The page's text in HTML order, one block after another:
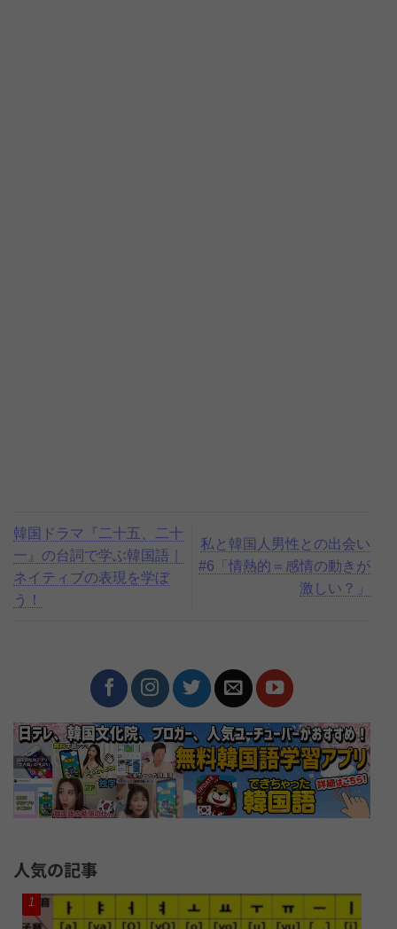
韓国ドラマ『二十五、二十
一』の台詞で学ぶ韓国語｜
ネイティブの表現を学ぼ
う！
私と韓国人男性との出会い
#6「情熱的＝感情の動きが
激しい？」
人気の記事